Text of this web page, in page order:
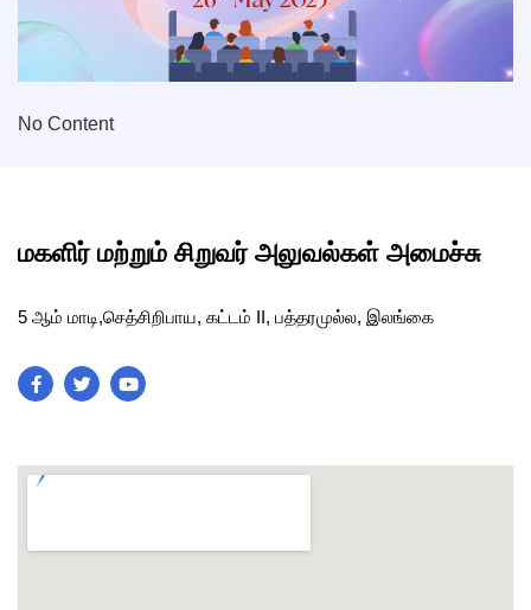
No Content
மகளிர் மற்றும் சிறுவர் அலுவல்கள் அமைச்சு
5 ஆம் மாடி,செத்சிறிபாய, கட்டம் II, பத்தரமுல்ல, இலங்கை